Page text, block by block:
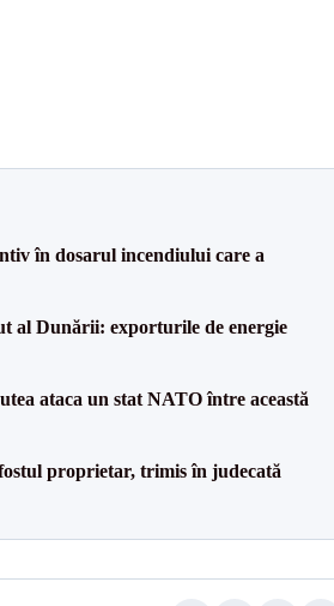
în dosarul incendiului care a
al Dunării: exporturile de energie
ataca un stat NATO între această
proprietar, trimis în judecată